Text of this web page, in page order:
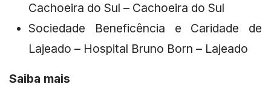
Cachoeira do Sul – Cachoeira do Sul
Sociedade Beneficência e Caridade de
Lajeado – Hospital Bruno Born – Lajeado
Saiba mais